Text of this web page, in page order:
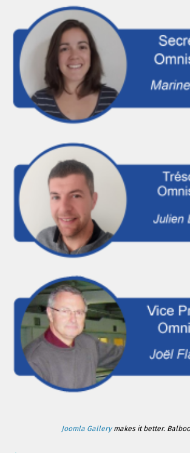
Joomla Gallerymakes it better.